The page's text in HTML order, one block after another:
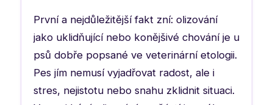
První a nejdůležitější fakt zní: olizování
jako uklidňující nebo konějšivé chování je u
psů dobře popsané ve veterinární etologii.
Pes jím nemusí vyjadřovat radost, ale i
stres, nejistotu nebo snahu zklidnit situaci.